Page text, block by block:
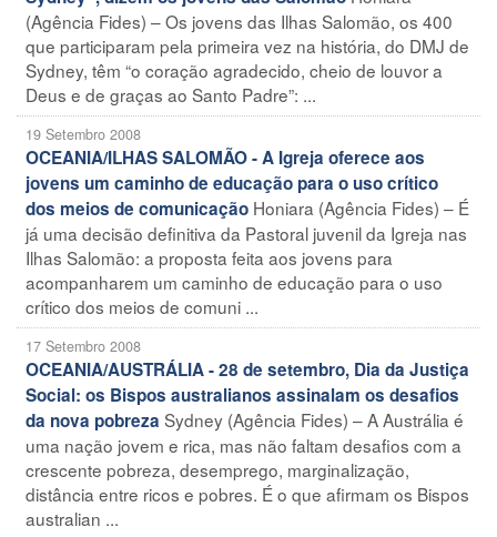
(Agência Fides) – Os jovens das Ilhas Salomão, os 400
que participaram pela primeira vez na história, do DMJ de
Sydney, têm “o coração agradecido, cheio de louvor a
Deus e de graças ao Santo Padre”: ...
19 Setembro 2008
OCEANIA/ILHAS SALOMÃO - A Igreja oferece aos
jovens um caminho de educação para o uso crítico
dos meios de comunicação Honiara (Agência Fides) – É
já uma decisão definitiva da Pastoral juvenil da Igreja nas
Ilhas Salomão: a proposta feita aos jovens para
acompanharem um caminho de educação para o uso
crítico dos meios de comuni ...
17 Setembro 2008
OCEANIA/AUSTRÁLIA - 28 de setembro, Dia da Justiça
Social: os Bispos australianos assinalam os desafios
da nova pobreza Sydney (Agência Fides) – A Austrália é
uma nação jovem e rica, mas não faltam desafios com a
crescente pobreza, desemprego, marginalização,
distância entre ricos e pobres. É o que afirmam os Bispos
australian ...